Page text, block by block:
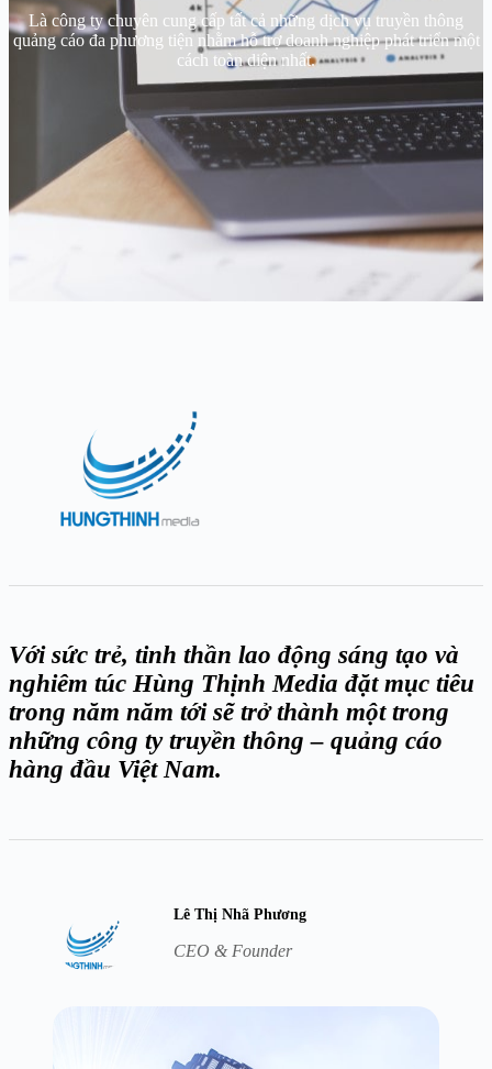
Là công ty chuyên cung cấp tất cả những dịch vụ truyền thông
quảng cáo đa phương tiện nhằm hỗ trợ doanh nghiệp phát triển một
cách toàn diện nhất.
Với sức trẻ, tinh thần lao động sáng tạo và
nghiêm túc Hùng Thịnh Media đặt mục tiêu
trong năm năm tới sẽ trở thành một trong
những công ty truyền thông – quảng cáo
hàng đầu Việt Nam.
Lê Thị Nhã Phương
CEO & Founder